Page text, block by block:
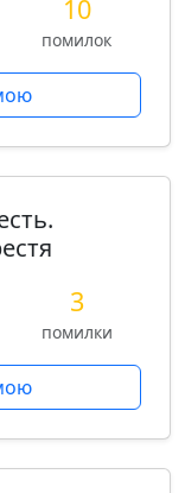
10
помилок
3
помилки